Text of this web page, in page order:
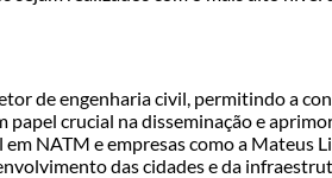
de engenharia civil, permitindo a
crucial na disseminação e
NATM e empresas como a Mateus
das cidades e da